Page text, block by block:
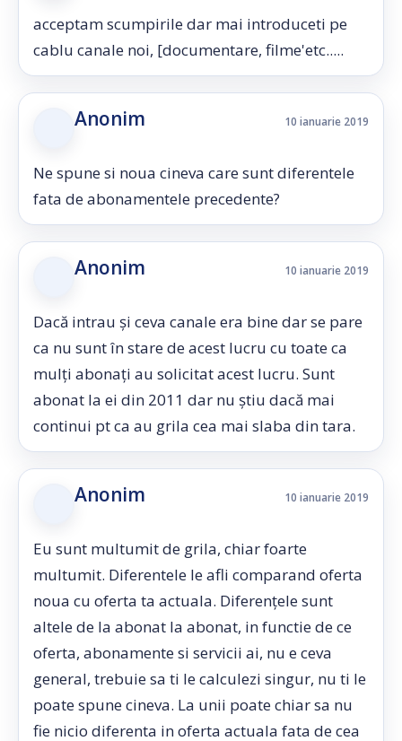
acceptam scumpirile dar mai introduceti pe
cablu canale noi, [documentare, filme'etc.....
Anonim 10 ianuarie 2019
Ne spune si noua cineva care sunt diferentele
fata de abonamentele precedente?
Anonim 10 ianuarie 2019
Dacă intrau și ceva canale era bine dar se pare
ca nu sunt în stare de acest lucru cu toate ca
mulți abonați au solicitat acest lucru. Sunt
abonat la ei din 2011 dar nu știu dacă mai
continui pt ca au grila cea mai slaba din tara.
Anonim 10 ianuarie 2019
Eu sunt multumit de grila, chiar foarte
multumit. Diferentele le afli comparand oferta
noua cu oferta ta actuala. Diferențele sunt
altele de la abonat la abonat, in functie de ce
oferta, abonamente si servicii ai, nu e ceva
general, trebuie sa ti le calculezi singur, nu ti le
poate spune cineva. La unii poate chiar sa nu
fie nicio diferenta in oferta actuala fata de cea